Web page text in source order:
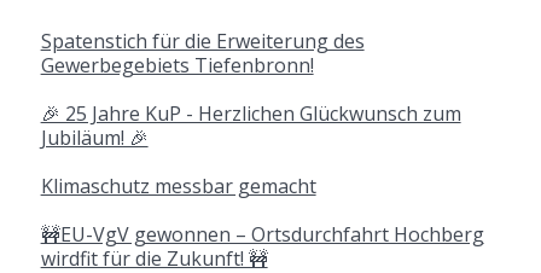
Spatenstich für die Erweiterung des
Gewerbegebiets Tiefenbronn!
🎉 25 Jahre KuP - Herzlichen Glückwunsch zum
Jubiläum! 🎉
Klimaschutz messbar gemacht
🚧EU-VgV gewonnen – Ortsdurchfahrt Hochberg
wirdfit für die Zukunft! 🚧